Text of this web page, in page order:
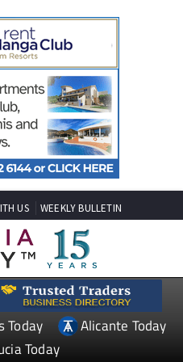
US WEEKLY BULLETIN
Today
Alicante Today
Today